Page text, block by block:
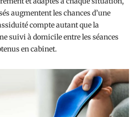
augmentent les chances d’une
compte autant que la
suivi à domicile entre les séances
en cabinet.